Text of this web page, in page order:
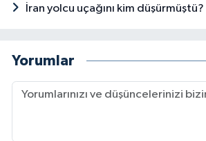
İran yolcu uçağını kim düşürmüştü?
Yorumlar